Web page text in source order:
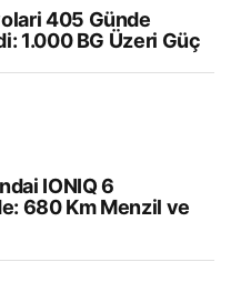
405 Günde
1.000 BG Üzeri Güç
IONIQ 6
680 Km Menzil ve